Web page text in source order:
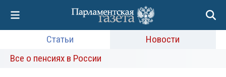
Статьи
Новости
Все о пенсиях в России